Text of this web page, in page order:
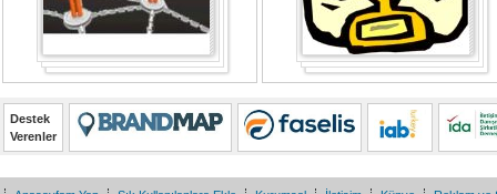
Destek
Verenler